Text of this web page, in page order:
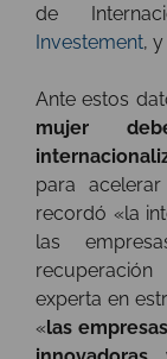
de
Investement, y
Ante estos
mujer
para
recordó «la
las
experta en
«las